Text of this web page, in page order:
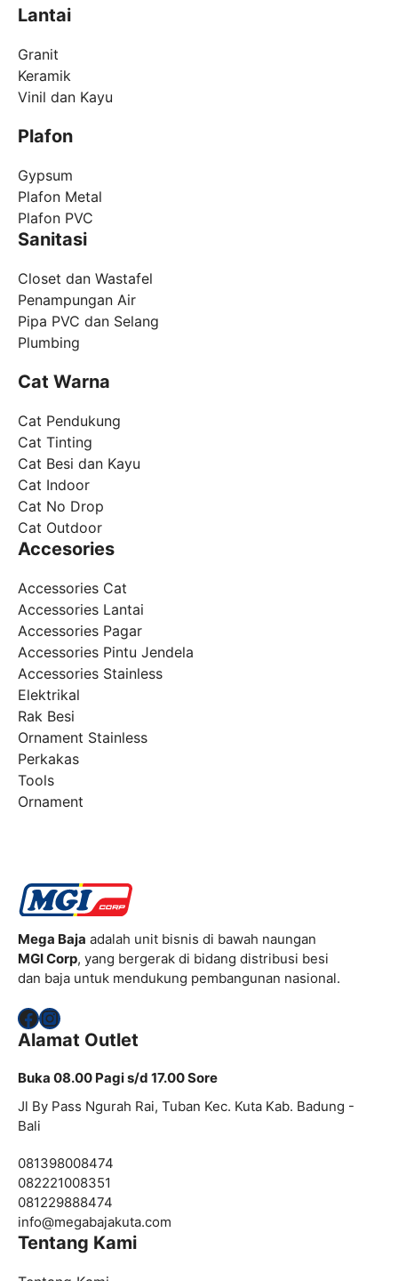
Lantai
Granit
Keramik
Vinil dan Kayu
Plafon
Gypsum
Plafon Metal
Plafon PVC
Sanitasi
Closet dan Wastafel
Penampungan Air
Pipa PVC dan Selang
Plumbing
Cat Warna
Cat Pendukung
Cat Tinting
Cat Besi dan Kayu
Cat Indoor
Cat No Drop
Cat Outdoor
Accesories
Accessories Cat
Accessories Lantai
Accessories Pagar
Accessories Pintu Jendela
Accessories Stainless
Elektrikal
Rak Besi
Ornament Stainless
Perkakas
Tools
Ornament
Mega Baja adalah unit bisnis di bawah naungan
MGI Corp, yang bergerak di bidang distribusi besi
dan baja untuk mendukung pembangunan nasional.
Facebook
Instagram
Alamat Outlet
Buka 08.00 Pagi s/d 17.00 Sore
Jl By Pass Ngurah Rai, Tuban Kec. Kuta Kab. Badung -
Bali
081398008474
082221008351
081229888474
info@megabajakuta.com
Tentang Kami